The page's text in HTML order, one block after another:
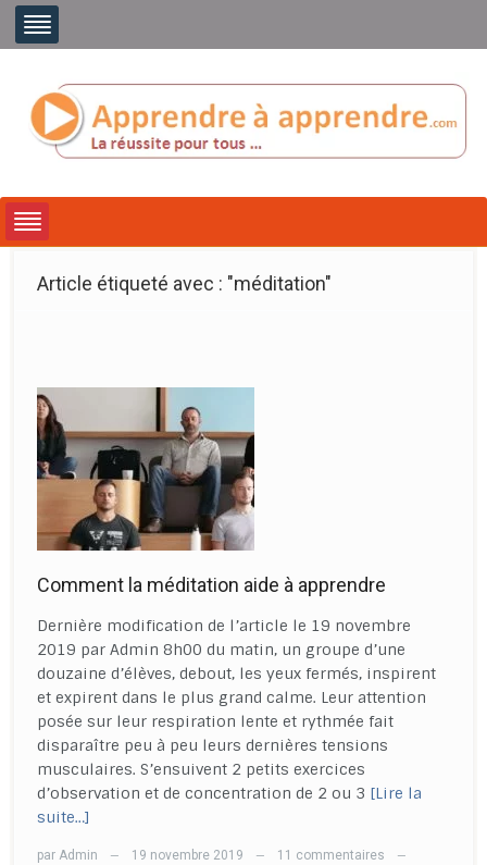
Article étiqueté avec : "méditation"
Comment la méditation aide à apprendre
Dernière modification de l’article le 19 novembre
2019 par Admin 8h00 du matin, un groupe d’une
douzaine d’élèves, debout, les yeux fermés, inspirent
et expirent dans le plus grand calme. Leur attention
posée sur leur respiration lente et rythmée fait
disparaître peu à peu leurs dernières tensions
musculaires. S’ensuivent 2 petits exercices
d’observation et de concentration de 2 ou 3 [Lire la
suite…]
par Admin — 19 novembre 2019 — 11 commentaires —